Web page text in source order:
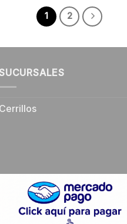
1 2
Cerrillos